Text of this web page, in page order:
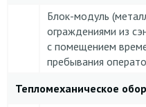
Блок-модуль
ограждениями из
с помещением
пребывания
Тепломеханическое